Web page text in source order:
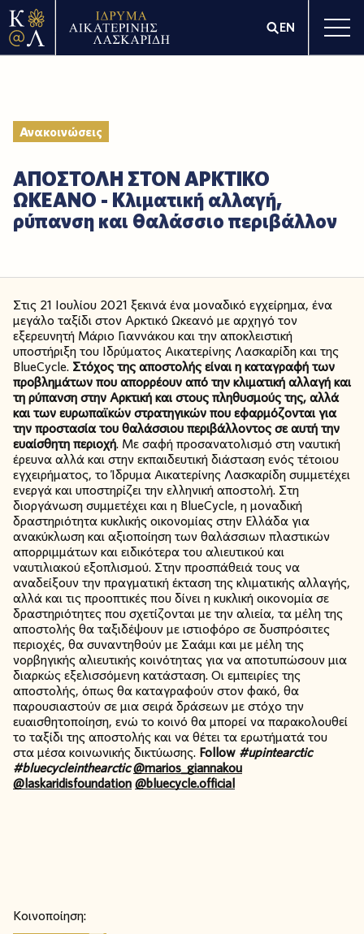
EN
Ανακοινώσεις
ΑΠΟΣΤΟΛΗ ΣΤΟΝ ΑΡΚΤΙΚΟ
ΩΚΕΑΝΟ - Κλιματική αλλαγή,
ρύπανση και θαλάσσιο περιβάλλον
Στις 21 Ιουλίου 2021 ξεκινά ένα μοναδικό εγχείρημα, ένα
μεγάλο ταξίδι στον Αρκτικό Ωκεανό με αρχηγό τον
εξερευνητή Μάριο Γιαννάκου και την αποκλειστική
υποστήριξη του Ιδρύματος Αικατερίνης Λασκαρίδη και της
BlueCycle. Στόχος της αποστολής είναι η καταγραφή των
προβλημάτων που απορρέουν από την κλιματική αλλαγή και
τη ρύπανση στην Αρκτική και στους πληθυσμούς της, αλλά
και των ευρωπαϊκών στρατηγικών που εφαρμόζονται για
την προστασία του θαλάσσιου περιβάλλοντος σε αυτή την
ευαίσθητη περιοχή. Με σαφή προσανατολισμό στη ναυτική
έρευνα αλλά και στην εκπαιδευτική διάσταση ενός τέτοιου
εγχειρήματος, το Ίδρυμα Αικατερίνης Λασκαρίδη συμμετέχει
ενεργά και υποστηρίζει την ελληνική αποστολή. Στη
διοργάνωση συμμετέχει και η BlueCycle, η μοναδική
δραστηριότητα κυκλικής οικονομίας στην Ελλάδα για
ανακύκλωση και αξιοποίηση των θαλάσσιων πλαστικών
απορριμμάτων και ειδικότερα του αλιευτικού και
ναυτιλιακού εξοπλισμού. Στην προσπάθειά τους να
αναδείξουν την πραγματική έκταση της κλιματικής αλλαγής,
αλλά και τις προοπτικές που δίνει η κυκλική οικονομία σε
δραστηριότητες που σχετίζονται με την αλιεία, τα μέλη της
αποστολής θα ταξιδέψουν με ιστιοφόρο σε δυσπρόσιτες
περιοχές, θα συναντηθούν με Σαάμι και με μέλη της
νορβηγικής αλιευτικής κοινότητας για να αποτυπώσουν μια
διαρκώς εξελισσόμενη κατάσταση. Οι εμπειρίες της
αποστολής, όπως θα καταγραφούν στον φακό, θα
παρουσιαστούν σε μια σειρά δράσεων με στόχο την
ευαισθητοποίηση, ενώ το κοινό θα μπορεί να παρακολουθεί
το ταξίδι της αποστολής και να θέτει τα ερωτήματά του
στα μέσα κοινωνικής δικτύωσης. Follow #upintearctic
#bluecycleinthearctic@marios_giannakou
@laskaridisfoundation@bluecycle.official
Κοινοποίηση: